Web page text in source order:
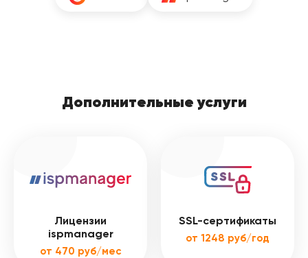
Дополнительные услуги
Лицензии
ispmanager
от 470 руб/мес
SSL-сертификаты
от 1248 руб/год